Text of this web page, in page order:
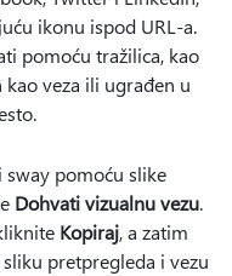
ikonu ispod URL-a.
pomoću tražilica, kao
kao veza ili ugrađen u
pomoću slike
Dohvati vizualnu vezu.
Kopiraj, a zatim
pretpregleda i vezu